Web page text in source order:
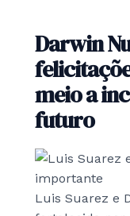
Darwin
meio a
futuro
Luis Suarez e